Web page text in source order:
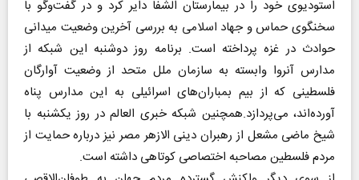
استودیوی خود را در بیمارستان الشفا دایر کرد و در گفت‌و‌گو با
سخنگوی حماس و جهاد اسلامی به بررسی آخرین وضعیت میدانی
حوادث در غزه پرداخته است. برنامه روز دوشنبه این شبکه از
مدارس آنروا وابسته به سازمان ملل متحد از وضعیت آوارگان
فلسطینی که از بیم بمباران‌های اسرائیلی به این مدارس پناه
آورده‌اند، می‌پردازد.همچنین شبکه خبری العالم در روز یکشنبه با
شیخ ماضی مشعل از رهبران دینی الازهر مصر نیز درباره حمایت از
مردم فلسطین مصاحبه اختصاصی کوتاهی داشته است.